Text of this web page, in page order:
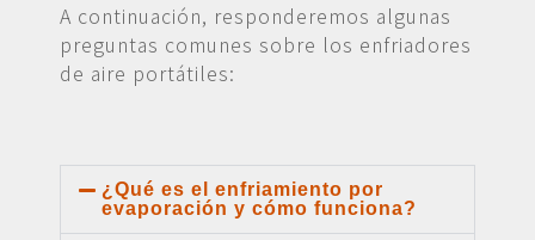
A continuación, responderemos algunas
preguntas comunes sobre los enfriadores
de aire portátiles:
¿Qué es el enfriamiento por
evaporación y cómo funciona?